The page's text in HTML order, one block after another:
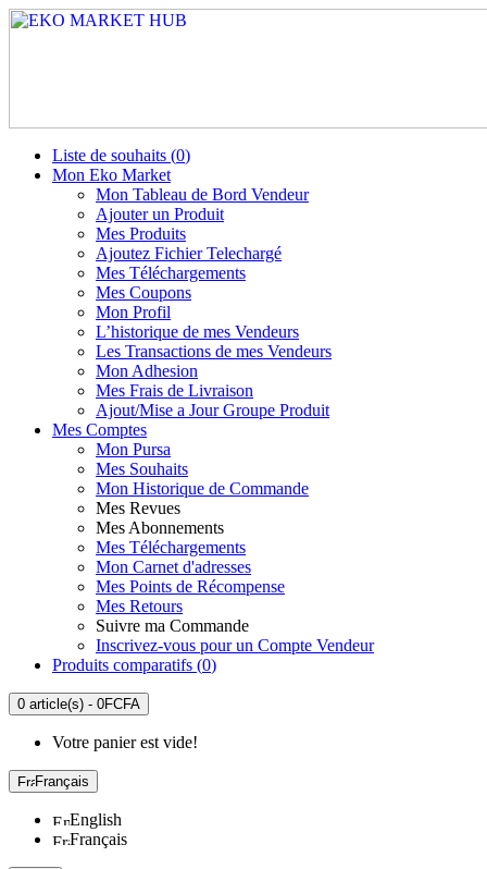
Liste de souhaits (0)
Mon Eko Market
Mon Tableau de Bord Vendeur
Ajouter un Produit
Mes Produits
Ajoutez Fichier Telechargé
Mes Téléchargements
Mes Coupons
Mon Profil
L’historique de mes Vendeurs
Les Transactions de mes Vendeurs
Mon Adhesion
Mes Frais de Livraison
Ajout/Mise a Jour Groupe Produit
Mes Comptes
Mon Pursa
Mes Souhaits
Mon Historique de Commande
Mes Revues
Mes Abonnements
Mes Téléchargements
Mon Carnet d'adresses
Mes Points de Récompense
Mes Retours
Suivre ma Commande
Inscrivez-vous pour un Compte Vendeur
Produits comparatifs (0)
0 article(s) - 0FCFA
Votre panier est vide!
Français
English
Français